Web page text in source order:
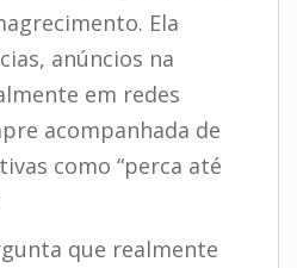
Ela
anúncios na
em redes
acompanhada de
como “perca até
que realmente